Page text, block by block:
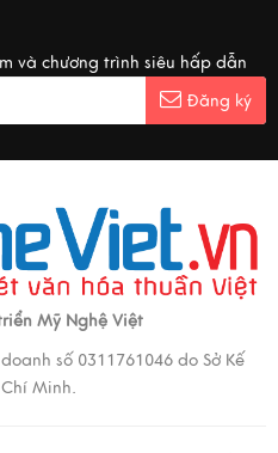
và chương trình siêu hấp dẫn
Đăng ký
Mỹ Nghệ Việt
số 0311761046 do Sở Kế
Minh.